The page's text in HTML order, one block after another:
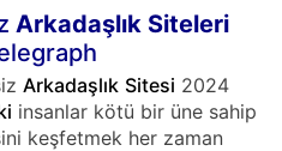
Arkadaşlık Siteleri
Arkadaşlık Sitesi 2024
insanlar kötü bir üne sahip
keşfetmek her zaman